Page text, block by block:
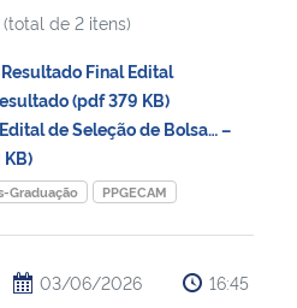
de 2 itens)
Final Edital
(pdf 379 KB)
de Seleção de Bolsa… –
Graduação PPGECAM
03/06/2026 16:45